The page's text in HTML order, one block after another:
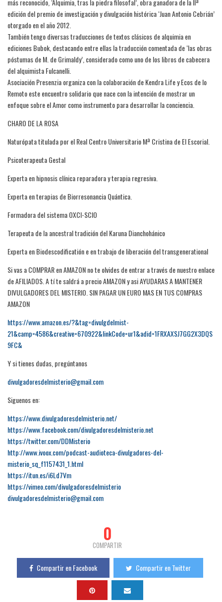
más reconocido, ‘Alquimia, tras la piedra filosofal’, obra ganadora de la IIª
edición del premio de investigación y divulgación histórica ‘Juan Antonio Cebrián’
otorgado en el año 2012.
También tengo diversas traducciones de textos clásicos de alquimia en
ediciones Bubok, destacando entre ellas la traducción comentada de ‘las obras
póstumas de M. de Grimaldy’, considerado como uno de los libros de cabecera
del alquimista Fulcanelli.
Asociación Presenzia organiza con la colaboración de Kendra Life y Ecos de lo
Remoto este encuentro solidario que nace con la intención de mostrar un
enfoque sobre el Amor como instrumento para desarrollar la conciencia.
CHARO DE LA ROSA
Naturópata titulada por el Real Centro Universitario Mª Cristina de El Escorial.
Psicoterapeuta Gestal
Experta en hipnosis clínica reparadora y terapia regresiva.
Experta en terapias de Biorresonancia Quántica.
Formadora del sistema OXCI-SCIO
Terapeuta de la ancestral tradición del Karuna Dianchohánico
Experta en Biodescodificatión e en trabajo de liberación del transgenerational
Si vas a COMPRAR en AMAZON no te olvides de entrar a través de nuestro enlace
de AFILIADOS. A tí te saldrá a precio AMAZON y asi AYUDARAS A MANTENER
DIVULGADORES DEL MISTERIO. SIN PAGAR UN EURO MAS EN TUS COMPRAS
AMAZON
https://www.amazon.es/?&tag=divulgdelmist-
21&camp=4586&creative=670922&linkCode=ur1&adid=1FRXAXSJ7GG2X3DQS
9FC&
Y si tienes dudas, pregúntanos
divulgadoresdelmisterio@gmail.com
Siguenos en:
https://www.divulgadoresdelmisterio.net/
https://www.facebook.com/divulgadoresdelmisterio.net
https://twitter.com/DDMisterio
http://www.ivoox.com/podcast-audioteca-divulgadores-del-
misterio_sq_f1157431_1.html
https://itun.es/i6Ld7Vm
https://vimeo.com/divulgadoresdelmisterio
divulgadoresdelmisterio@gmail.com
0
COMPARTIR
Compartir en Facebook Compartir en Twitter